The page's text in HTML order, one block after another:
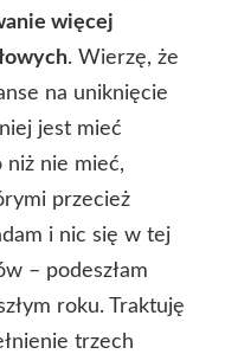
więcej
. Wierzę, że
na uniknięcie
jest mieć
niż nie mieć,
przecież
i nic się w tej
– podeszłam
roku. Traktuję
trzech